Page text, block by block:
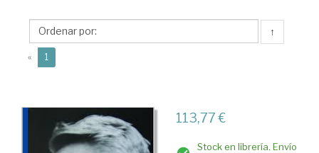
↑
« 1
113,77 €
Stock en librería. Envío